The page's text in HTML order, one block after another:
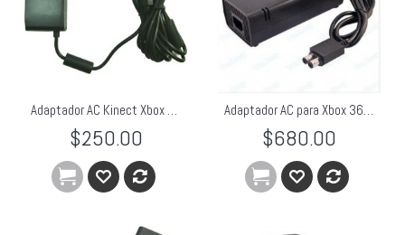
Adaptador AC Kinect Xbox 360 Fat
$250.00
Adaptador AC para Xbox 360 Slim
$680.00